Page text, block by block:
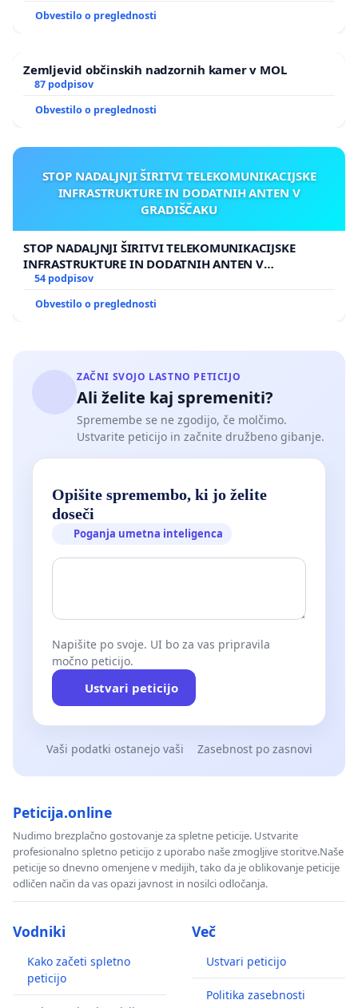
Obvestilo o preglednosti
Zemljevid občinskih nadzornih kamer v MOL
87 podpisov
Obvestilo o preglednosti
STOP NADALJNJI ŠIRITVI TELEKOMUNIKACIJSKE
INFRASTRUKTURE IN DODATNIH ANTEN V
GRADIŠČAKU
STOP NADALJNJI ŠIRITVI TELEKOMUNIKACIJSKE
INFRASTRUKTURE IN DODATNIH ANTEN V
GRADIŠČAKU
54 podpisov
Obvestilo o preglednosti
ZAČNI SVOJO LASTNO PETICIJO
Ali želite kaj spremeniti?
Spremembe se ne zgodijo, če molčimo.
Ustvarite peticijo in začnite družbeno gibanje.
Opišite spremembo, ki jo želite
doseči
Poganja umetna inteligenca
Napišite po svoje. UI bo za vas pripravila
močno peticijo.
Ustvari peticijo
Vaši podatki ostanejo vaši Zasebnost po zasnovi
Peticija.online
Nudimo brezplačno gostovanje za spletne peticije. Ustvarite
profesionalno spletno peticijo z uporabo naše zmogljive storitve.Naše
peticije so dnevno omenjene v medijih, tako da je oblikovanje peticije
odličen način da vas opazi javnost in nosilci odločanja.
Vodniki
Kako začeti spletno
peticijo
Več
Ustvari peticijo
Politika zasebnosti